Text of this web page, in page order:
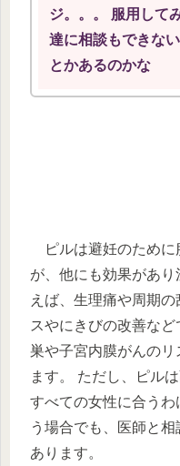
ジ。。。 服用して
達に相談もできな
とかあるのかな
ピルは避妊のために
が、他にも効果があ
えば、生理痛や周期
スやにきびの改善な
巣や子宮内膜がんの
ます。 ただし、ピル
すべての女性に合う
う場合でも、医師と
あります。